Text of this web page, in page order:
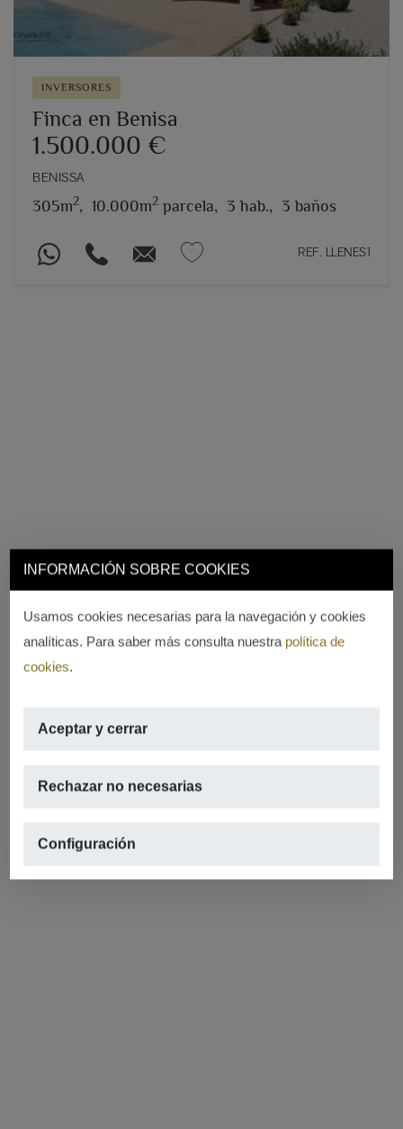
INFORMACIÓN SOBRE COOKIES
Usamos cookies necesarias para la navegación y cookies
analíticas. Para saber más consulta nuestra política de
cookies.
Aceptar y cerrar
Rechazar no necesarias
Configuración
INVERSORES
Finca en Benisa
1.500.000 €
BENISSA
305m2, 10.000m2 parcela, 3 hab., 3 baños
REF. LLENES1